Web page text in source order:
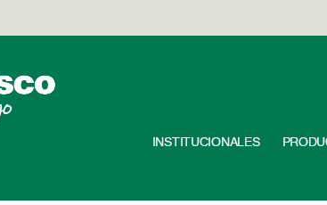
INSTITUCIONALES